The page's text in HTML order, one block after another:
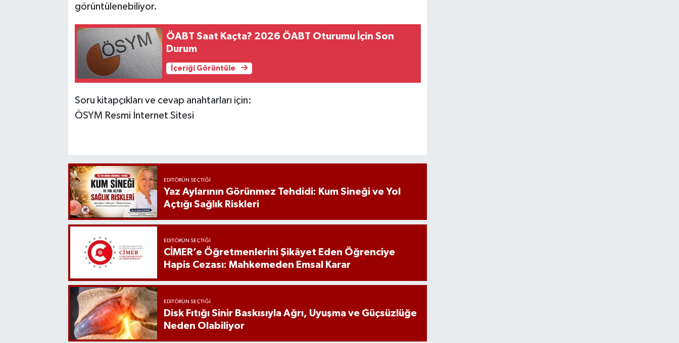
görüntülenebiliyor.
ÖABT Saat Kaçta? 2026 ÖABT Oturumu İçin Son
Durum
İçeriği Görüntüle
Soru kitapçıkları ve cevap anahtarları için:
ÖSYM Resmi İnternet Sitesi⁠
EDITÖRÜN SEÇTIĞI
Yaz Aylarının Görünmez Tehdidi: Kum Sineği ve Yol
Açtığı Sağlık Riskleri
EDITÖRÜN SEÇTIĞI
CİMER’e Öğretmenlerini Şikâyet Eden Öğrenciye
Hapis Cezası: Mahkemeden Emsal Karar
EDITÖRÜN SEÇTIĞI
Disk Fıtığı Sinir Baskısıyla Ağrı, Uyuşma ve Güçsüzlüğe
Neden Olabiliyor